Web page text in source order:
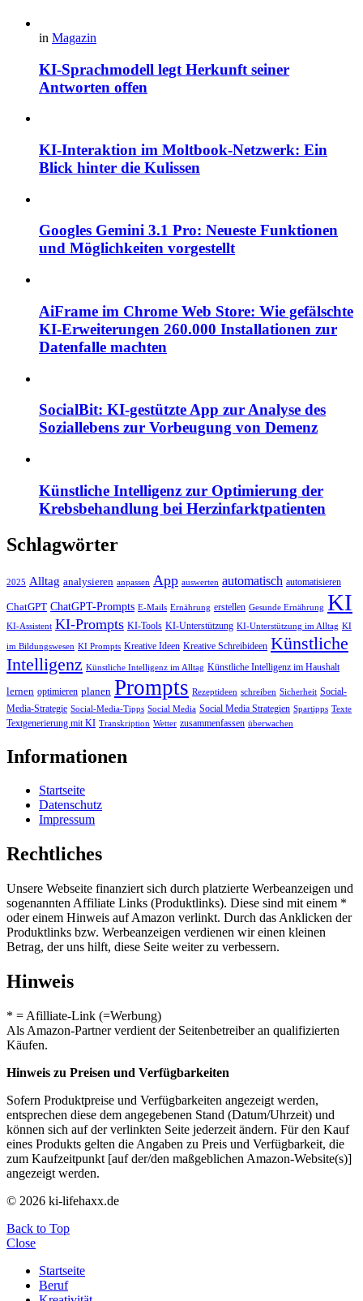
in Magazin
KI-Sprachmodell legt Herkunft seiner
Antworten offen
KI-Interaktion im Moltbook-Netzwerk: Ein
Blick hinter die Kulissen
Googles Gemini 3.1 Pro: Neueste Funktionen
und Möglichkeiten vorgestellt
AiFrame im Chrome Web Store: Wie gefälschte
KI-Erweiterungen 260.000 Installationen zur
Datenfalle machten
SocialBit: KI-gestützte App zur Analyse des
Soziallebens zur Vorbeugung von Demenz
Künstliche Intelligenz zur Optimierung der
Krebsbehandlung bei Herzinfarktpatienten
Schlagwörter
2025 Alltag analysieren anpassen App auswerten automatisch automatisieren
ChatGPT ChatGPT-Prompts E-Mails Ernährung erstellen Gesunde Ernährung KI
KI-Assistent KI-Prompts KI-Tools KI-Unterstützung KI-Unterstützung im Alltag KI
im Bildungswesen KI Prompts Kreative Ideen Kreative Schreibideen Künstliche
Intelligenz Künstliche Intelligenz im Alltag Künstliche Intelligenz im Haushalt
lernen optimieren planen Prompts Rezeptideen schreiben Sicherheit Social-
Media-Strategie Social-Media-Tipps Social Media Social Media Strategien Spartipps Texte
Textgenerierung mit KI Transkription Wetter zusammenfassen überwachen
Informationen
Startseite
Datenschutz
Impressum
Rechtliches
Unsere Webseite finanziert sich durch platzierte Werbeanzeigen und
sogenannten Affiliate Links (Produktlinks). Diese sind mit einem *
oder einem Hinweis auf Amazon verlinkt. Durch das Anklicken der
Produktlinks bzw. Werbeanzeigen verdienen wir einen kleinen
Betrag, der uns hilft, diese Seite weiter zu verbessern.
Hinweis
* = Afilliate-Link (=Werbung)
Als Amazon-Partner verdient der Seitenbetreiber an qualifizierten
Käufen.
Hinweis zu Preisen und Verfügbarkeiten
Sofern Produktpreise und Verfügbarkeiten angezeigt werden,
entsprechen diese dem angegebenen Stand (Datum/Uhrzeit) und
können sich auf der verlinkten Seite jederzeit ändern. Für den Kauf
eines Produkts gelten die Angaben zu Preis und Verfügbarkeit, die
zum Kaufzeitpunkt [auf der/den maßgeblichen Amazon-Website(s)]
angezeigt werden.
© 2026 ki-lifehaxx.de
Back to Top
Close
Startseite
Beruf